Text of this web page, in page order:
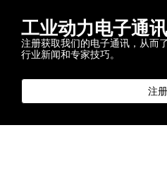
工业动力电子通讯
注册获取我们的电子通讯，从而
行业新闻和专家技巧。
注册